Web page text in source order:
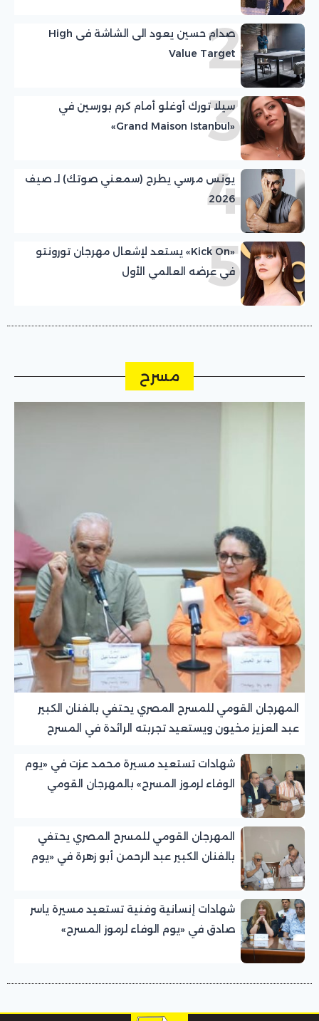
2
صدام حسين يعود الى الشاشة فى High
Value Target
3
سيلا تورك أوغلو أمام كرم بورسين في
«Grand Maison Istanbul»
4
يونس مرسي يطرح (سمعني صوتك) لـ صيف
2026
5
«Kick On» يستعد لإشعال مهرجان تورونتو
في عرضه العالمي الأول
مسرح
المهرجان القومي للمسرح المصري يحتفي بالفنان الكبير
عبد العزيز مخيون ويستعيد تجربته الرائدة في المسرح
شهادات تستعيد مسيرة محمد عزت في «يوم
الوفاء لرموز المسرح» بالمهرجان القومي
المهرجان القومي للمسرح المصري يحتفي
بالفنان الكبير عبد الرحمن أبو زهرة في «يوم
شهادات إنسانية وفنية تستعيد مسيرة ياسر
صادق في «يوم الوفاء لرموز المسرح»